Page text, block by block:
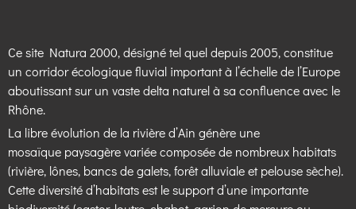
Ce site Natura 2000, désigné tel quel depuis 2005, constitue
un corridor écologique fluvial important à l’échelle de l’Europe
aboutissant sur un vaste delta naturel à sa confluence avec le
Rhône.
La libre évolution de la rivière d’Ain génère une
mosaïque paysagère variée composée de nombreux habitats
(rivière, lônes, bancs de galets, forêt alluviale et pelouse sèche).
Cette diversitéd’habitats est le support d’une importante